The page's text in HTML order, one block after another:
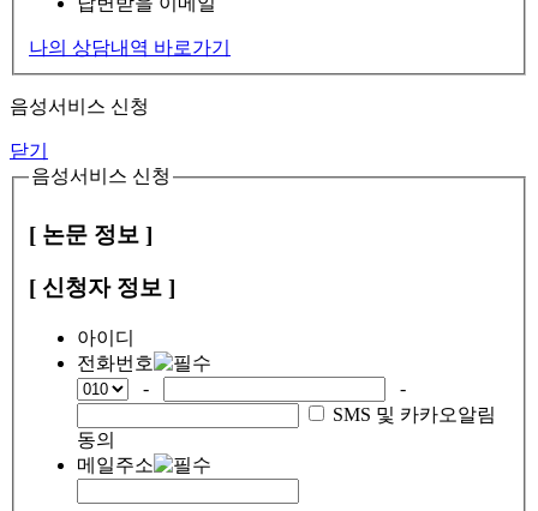
나의 상담내역 바로가기
음성서비스 신청
닫기
음성서비스 신청
[ 논문 정보 ]
[ 신청자 정보 ]
아이디
전화번호
-
-
SMS 및 카카오알림
동의
메일주소